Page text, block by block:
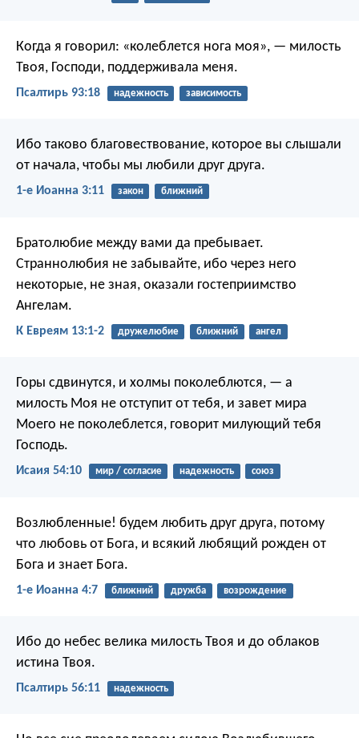
Когда я говорил: «колеблется нога моя», — милость
Твоя, Господи, поддерживала меня.
Псалтирь 93:18 надежность зависимость
Ибо таково благовествование, которое вы слышали
от начала, чтобы мы любили друг друга.
1-е Иоанна 3:11 закон ближний
Братолюбие между вами да пребывает.
Страннолюбия не забывайте, ибо через него
некоторые, не зная, оказали гостеприимство
Ангелам.
К Евреям 13:1-2 дружелюбие ближний ангел
Горы сдвинутся, и холмы поколеблются, — а
милость Моя не отступит от тебя, и завет мира
Моего не поколеблется, говорит милующий тебя
Господь.
Исаия 54:10 мир / согласие надежность союз
Возлюбленные! будем любить друг друга, потому
что любовь от Бога, и всякий любящий рожден от
Бога и знает Бога.
1-е Иоанна 4:7 ближний дружба возрождение
Ибо до небес велика милость Твоя и до облаков
истина Твоя.
Псалтирь 56:11 надежность